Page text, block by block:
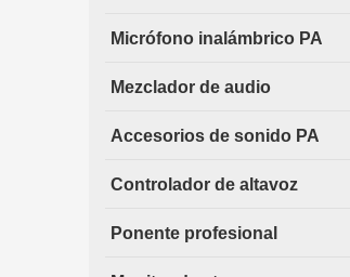
Micrófono inalámbrico PA
Mezclador de audio
Accesorios de sonido PA
Controlador de altavoz
Ponente profesional